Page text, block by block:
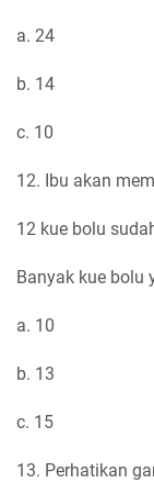
a. 24
b. 14
c. 10
12. Ibu akan
12 kue bolu
Banyak kue bolu
a. 10
b. 13
c. 15
13. Perhatikan